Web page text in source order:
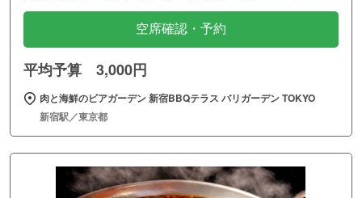
空席確認・予約
平均予算 3,000円
肉と海鮮のビアガーデン 新宿BBQテラス バリガーデン TOKYO
新宿駅／東京都